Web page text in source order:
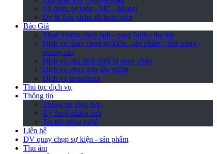
Tổ chức sự kiện - MC - Model
Dv & Sản phẩm đã thực hiện
Báo Giá
Thuê Studio chụp ảnh - quay hình - thu âm
Dịch vụ quay chụp sự kiện - sản phẩm - thời trang -
quảng cáo
Dịch vụ cho thuê thiết bị quay chụp
Dịch vụ chụp ảnh sản phẩm
Dịch vụ livestream
Thủ tục dịch vụ
Thông tin
Thông tin tổng hợp
Kỹ thuật nhiếp ảnh
Tin tức công nghệ
Liên hệ
DV quay chụp sự kiện - sản phẩm
Thu âm